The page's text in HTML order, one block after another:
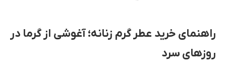
راهنمای خرید عطر گرم زنانه؛ آغوشی از گرما در
روزهای سرد